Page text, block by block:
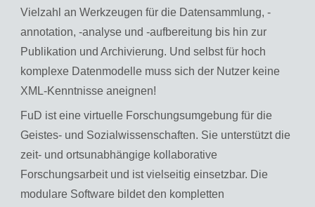
Vielzahl an Werkzeugen für die Datensammlung, -
annotation, -analyse und -aufbereitung bis hin zur
Publikation und Archivierung. Und selbst für hoch
komplexe Datenmodelle muss sich der Nutzer keine
XML-Kenntnisse aneignen!
FuD ist eine virtuelle Forschungsumgebung für die
Geistes- und Sozialwissenschaften. Sie unterstützt die
zeit- und ortsunabhängige kollaborative
Forschungsarbeit und ist vielseitig einsetzbar. Die
modulare Software bildet den kompletten